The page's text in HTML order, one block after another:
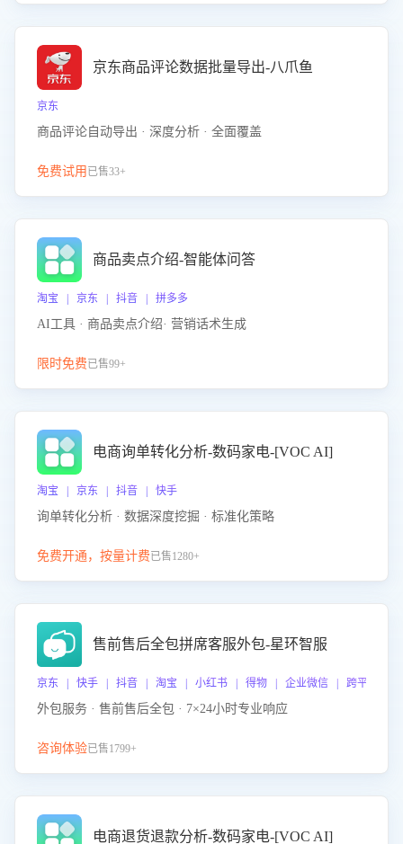
京东商品评论数据批量导出-八爪鱼
京东
商品评论自动导出 · 深度分析 · 全面覆盖
免费试用 已售33+
商品卖点介绍-智能体问答
淘宝 | 京东 | 抖音 | 拼多多
AI工具 · 商品卖点介绍· 营销话术生成
限时免费已售99+
电商询单转化分析-数码家电-[VOC AI]
淘宝 | 京东 | 抖音 | 快手
询单转化分析 · 数据深度挖掘 · 标准化策略
免费开通，按量计费已售1280+
售前售后全包拼席客服外包-星环智服
京东 | 快手 | 抖音 | 淘宝 | 小红书 | 得物 | 企业微信 | 跨平台
外包服务 · 售前售后全包 · 7×24小时专业响应
咨询体验已售1799+
电商退货退款分析-数码家电-[VOC AI]